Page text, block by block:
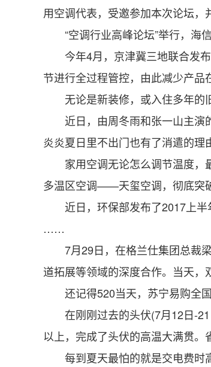
用空调代表，受邀参加本次论坛
“空调行业高峰论坛”举行，海
今年4月，京津冀三地联合发布
节进行全过程管控，由此减少产
无论是新装修，或入住多年的
近日，由周冬雨和张一山主演
炎炎夏日里不出门也有了消遣的
家用空调无论怎么调节温度，
多温区空调——天玺空调，彻底突
近日，环保部发布了2017上半
……
7月29日，在格兰仕集团总裁梁
道拓展等领域的深度合作。当天
还记得520当天，苏宁易购全
在刚刚过去的头伏(7月12日-21
以上，完成了头伏的高温大满贯
每到夏天最怕的就是交电费时